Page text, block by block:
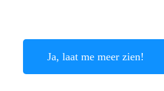
Ja, laat me meer zien!